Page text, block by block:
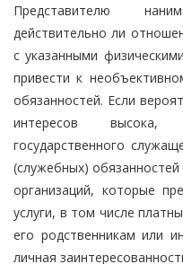
Представителю
действительно ли
с указанными
привести к
обязанностей. Если
интересов высока,
государственного
(служебных)
организаций, которые
услуги, в том числе
его родственникам или
личная